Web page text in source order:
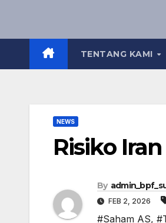
TENTANG KAMI
NEWS
Risiko
By
FEB 2, 2026
#Saham AS,